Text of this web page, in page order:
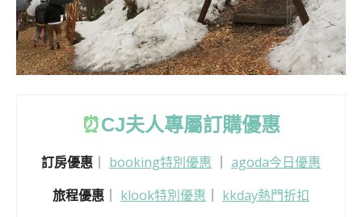
⏰CJ夫人專屬訂購優惠
訂房優惠 ｜ booking特別優惠 ｜ agoda今日優惠
旅程優惠
klook特別優惠
kkday熱門折扣